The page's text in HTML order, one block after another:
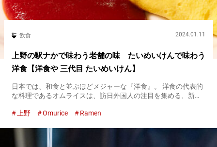
飲食 2024.01.11
上野の駅ナかで味わう老舗の味 たいめいけんで味わう
洋食【洋食や 三代目 たいめいけん】
日本では、和食と並ぶほどメジャーな『洋食』。 洋食の代表的
な料理であるオムライスは、訪日外国人の注目を集める、新し
三代目 たいめいけん 上野店（以下、三代目 たいめいけん）』
上野 Omurice Ramen